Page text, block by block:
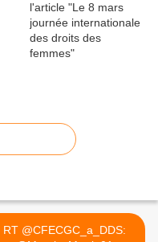
RT @CFECGC_a_DDS: